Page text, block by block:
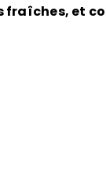
fraîches, et